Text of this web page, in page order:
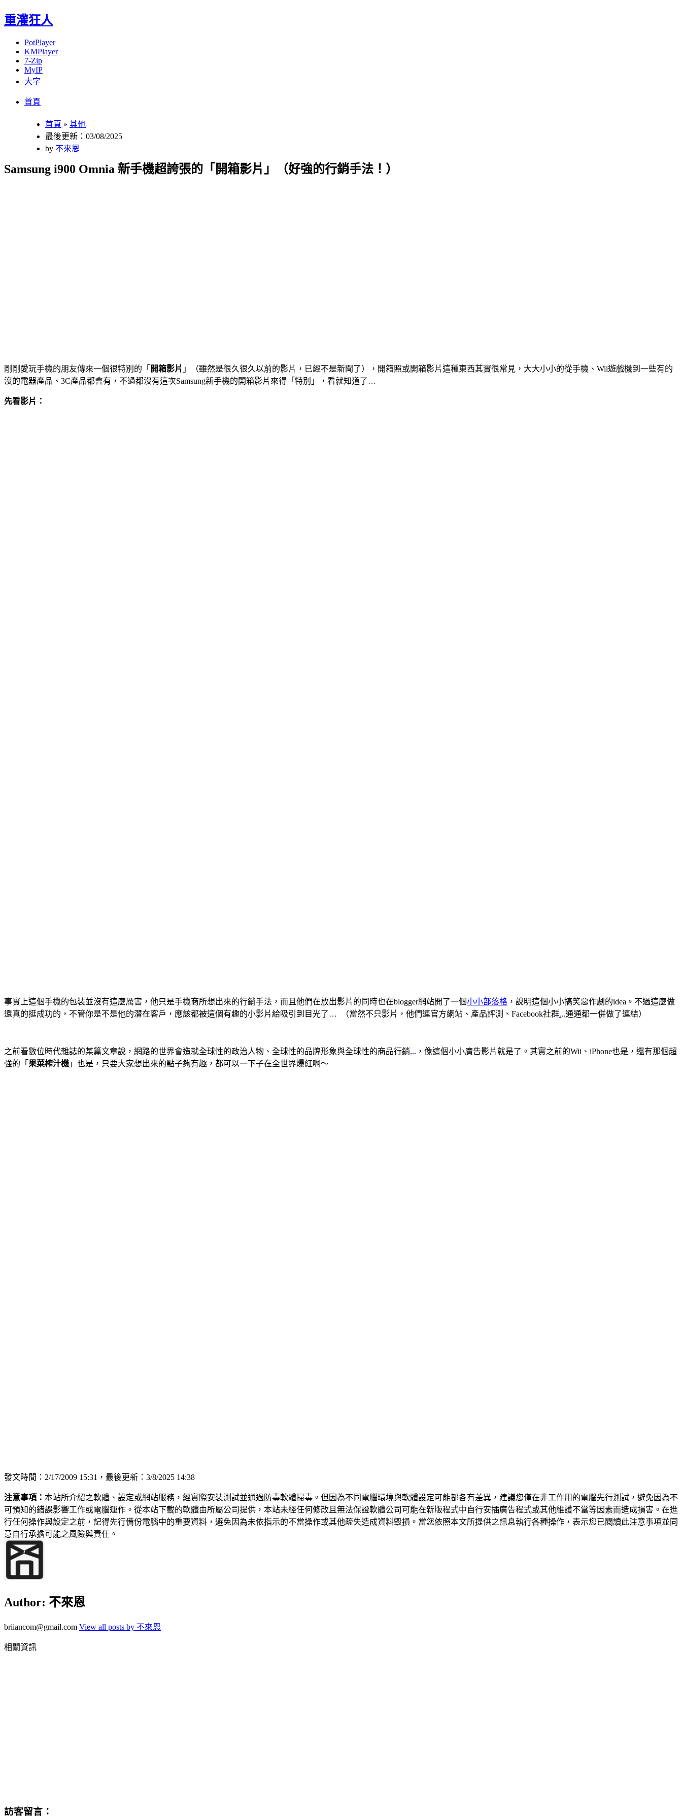
重灌狂人
PotPlayer
KMPlayer
7-Zip
MyIP
大字
首頁
首頁 » 其他
最後更新：03/08/2025
by 不來恩
Samsung i900 Omnia 新手機超誇張的「開箱影片」（好強的行銷手法！）
剛剛愛玩手機的朋友傳來一個很特別的「 開箱影片 」（雖然是很久很久以前的影片，已經不是新聞了），開箱照或開箱影片這種東西其實很常見，大大小小的從手機、Wii遊戲機到一些有的
沒的電器產品、3C產品都會有，不過都沒有這次Samsung新手機的開箱影片來得「特別」，看就知道了…
先看影片：
事實上這個手機的包裝並沒有這麼厲害，他只是手機商所想出來的行銷手法，而且他們在放出影片的同時也在blogger網站開了一個小小部落格 ，說明這個小小搞笑惡作劇的idea。不過這麼做
還真的挺成功的，不管你是不是他的潛在客戶，應該都被這個有趣的小影片給吸引到目光了… （當然不只影片，他們連官方網站、產品評測、Facebook社群...通通都一併做了連結）
之前看數位時代雜誌的某篇文章說，網路的世界會造就全球性的政治人物、全球性的品牌形象與全球性的商品行銷...，像這個小小廣告影片就是了。其實之前的Wii、iPhone也是，還有那個超
強的「 果菜榨汁機 」也是，只要大家想出來的點子夠有趣，都可以一下子在全世界爆紅啊～
發文時間：2/17/2009 15:31，最後更新：3/8/2025 14:38
注意事項： 本站所介紹之軟體、設定或網站服務，經實際安裝測試並通過防毒軟體掃毒。但因為不同電腦環境與軟體設定可能都各有差異，建議您僅在非工作用的電腦先行測試，避免因為不
可預知的錯誤影響工作或電腦運作。從本站下載的軟體由所屬公司提供，本站未經任何修改且無法保證軟體公司可能在新版程式中自行安插廣告程式或其他維護不當等因素而造成損害。在進
行任何操作與設定之前，記得先行備份電腦中的重要資料，避免因為未依指示的不當操作或其他疏失造成資料毀損。當您依照本文所提供之訊息執行各種操作，表示您已閱讀此注意事項並同
意自行承擔可能之風險與責任。
Author: 不來恩
briiancom@gmail.com View all posts by 不來恩
相關資訊
訪客留言：